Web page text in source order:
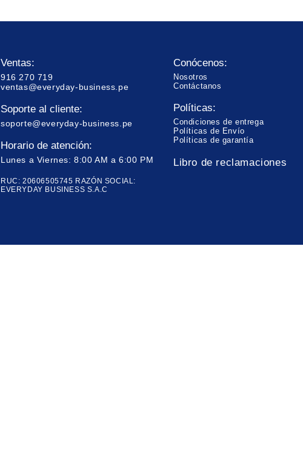
Ventas:
916 270 719
ventas@everyday-business.pe
Soporte al cliente:
soporte@everyday-business.pe
Horario de atención:
Lunes a Viernes: 8:00 AM a 6:00 PM
RUC: 20606505745 RAZÓN SOCIAL:
EVERYDAY BUSINESS S.A.C
Conócenos:
Nosotros
Contáctanos
Políticas:
Condiciones de entrega
Políticas de Envío
Políticas de garantía
Libro de reclamaciones